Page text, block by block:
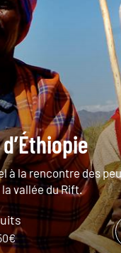
à la rencontre des
vallée du Rift.